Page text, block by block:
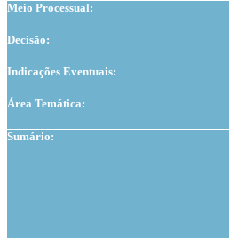
Meio Processual:
Decisão:
Indicações Eventuais:
Área Temática:
Sumário: